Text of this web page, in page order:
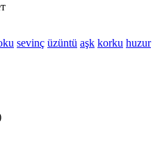
sevinç üzüntü aşk korku huzur